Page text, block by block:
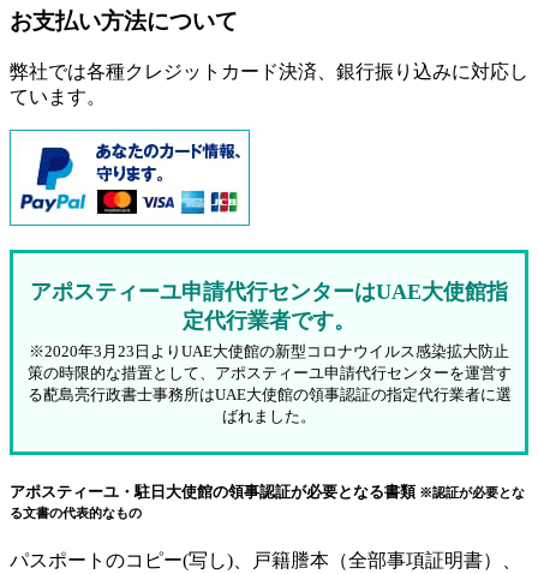
お支払い方法について
弊社では各種クレジットカード決済、銀行振り込みに対応し
ています。
アポスティーユ申請代行センターはUAE大使館指
定代行業者です。
※2020年3月23日よりUAE大使館の新型コロナウイルス感染拡大防止
策の時限的な措置として、アポスティーユ申請代行センターを運営す
る蓜島亮行政書士事務所はUAE大使館の領事認証の指定代行業者に選
ばれました。
アポスティーユ・駐日大使館の領事認証が必要となる書類 ※認証が必要とな
る文書の代表的なもの
パスポートのコピー(写し)、戸籍謄本（全部事項証明書）、